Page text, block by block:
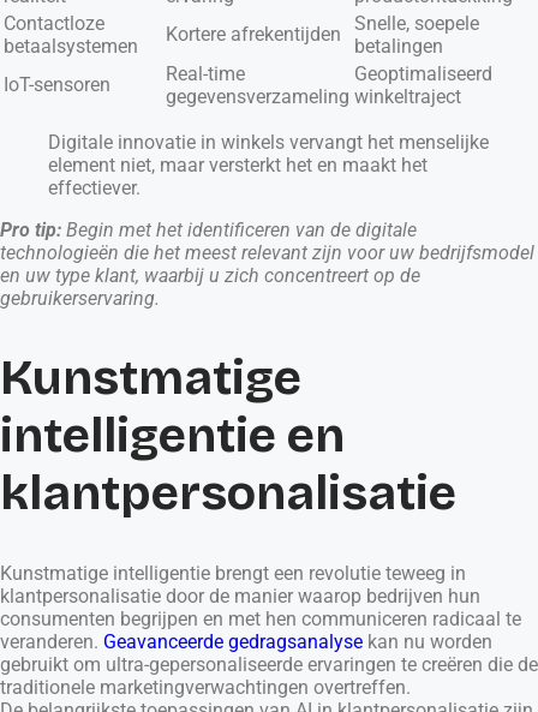
Contactloze
betaalsystemen
Kortere afrekentijden
Snelle, soepele
betalingen
IoT-sensoren
Real-time
gegevensverzameling
Geoptimaliseerd
winkeltraject
Digitale innovatie in winkels vervangt het menselijke
element niet, maar versterkt het en maakt het
effectiever.
Pro tip: Begin met het identificeren van de digitale
technologieën die het meest relevant zijn voor uw bedrijfsmodel
en uw type klant, waarbij u zich concentreert op de
gebruikerservaring.
Kunstmatige
intelligentie en
klantpersonalisatie
Kunstmatige intelligentie brengt een revolutie teweeg in
klantpersonalisatie door de manier waarop bedrijven hun
consumenten begrijpen en met hen communiceren radicaal te
veranderen. Geavanceerde gedragsanalyse kan nu worden
gebruikt om ultra-gepersonaliseerde ervaringen te creëren die de
traditionele marketingverwachtingen overtreffen.